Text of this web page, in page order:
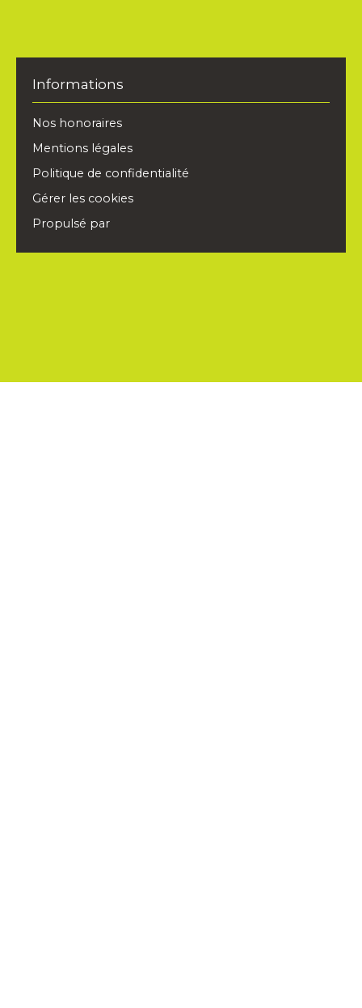
du Redon 13009 MARSEILLE, vous propose une
la vente et à la location dans les secteurs de
Informations
Nos honoraires
Mentions légales
Politique de confidentialité
Gérer les cookies
Propulsé par